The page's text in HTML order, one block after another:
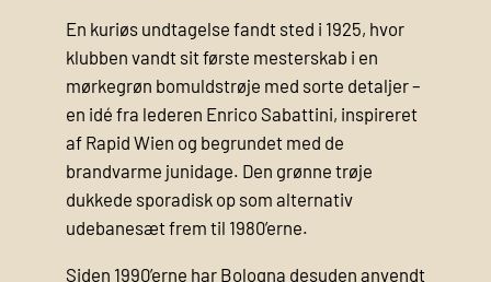
En kuriøs undtagelse fandt sted i 1925, hvor
klubben vandt sit første mesterskab i en
mørkegrøn bomuldstrøje med sorte detaljer –
en idé fra lederen Enrico Sabattini, inspireret
af Rapid Wien og begrundet med de
brandvarme junidage. Den grønne trøje
dukkede sporadisk op som alternativ
udebanesæt frem til 1980’erne.
Siden 1990’erne har Bologna desuden anvendt